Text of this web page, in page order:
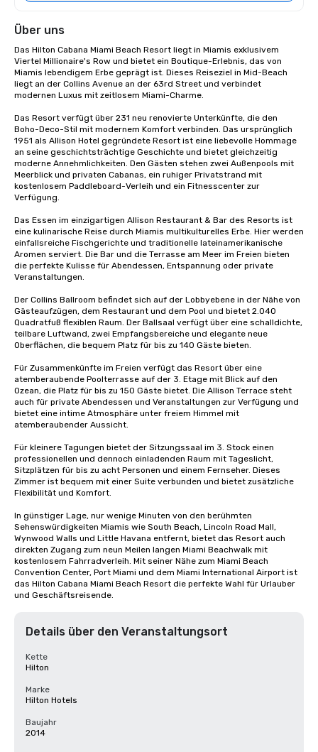
Über uns
Das Hilton Cabana Miami Beach Resort liegt in Miamis exklusivem
Viertel Millionaire's Row und bietet ein Boutique-Erlebnis, das von
Miamis lebendigem Erbe geprägt ist. Dieses Reiseziel in Mid-Beach
liegt an der Collins Avenue an der 63rd Street und verbindet
modernen Luxus mit zeitlosem Miami-Charme.
Das Resort verfügt über 231 neu renovierte Unterkünfte, die den
Boho-Deco-Stil mit modernem Komfort verbinden. Das ursprünglich
1951 als Allison Hotel gegründete Resort ist eine liebevolle Hommage
an seine geschichtsträchtige Geschichte und bietet gleichzeitig
moderne Annehmlichkeiten. Den Gästen stehen zwei Außenpools mit
Meerblick und privaten Cabanas, ein ruhiger Privatstrand mit
kostenlosem Paddleboard-Verleih und ein Fitnesscenter zur
Verfügung.
Das Essen im einzigartigen Allison Restaurant & Bar des Resorts ist
eine kulinarische Reise durch Miamis multikulturelles Erbe. Hier werden
einfallsreiche Fischgerichte und traditionelle lateinamerikanische
Aromen serviert. Die Bar und die Terrasse am Meer im Freien bieten
die perfekte Kulisse für Abendessen, Entspannung oder private
Veranstaltungen.
Der Collins Ballroom befindet sich auf der Lobbyebene in der Nähe von
Gästeaufzügen, dem Restaurant und dem Pool und bietet 2.040
Quadratfuß flexiblen Raum. Der Ballsaal verfügt über eine schalldichte,
teilbare Luftwand, zwei Empfangsbereiche und elegante neue
Oberflächen, die bequem Platz für bis zu 140 Gäste bieten.
Für Zusammenkünfte im Freien verfügt das Resort über eine
atemberaubende Poolterrasse auf der 3. Etage mit Blick auf den
Ozean, die Platz für bis zu 150 Gäste bietet. Die Allison Terrace steht
auch für private Abendessen und Veranstaltungen zur Verfügung und
bietet eine intime Atmosphäre unter freiem Himmel mit
atemberaubender Aussicht.
Für kleinere Tagungen bietet der Sitzungssaal im 3. Stock einen
professionellen und dennoch einladenden Raum mit Tageslicht,
Sitzplätzen für bis zu acht Personen und einem Fernseher. Dieses
Zimmer ist bequem mit einer Suite verbunden und bietet zusätzliche
Flexibilität und Komfort.
In günstiger Lage, nur wenige Minuten von den berühmten
Sehenswürdigkeiten Miamis wie South Beach, Lincoln Road Mall,
Wynwood Walls und Little Havana entfernt, bietet das Resort auch
direkten Zugang zum neun Meilen langen Miami Beachwalk mit
kostenlosem Fahrradverleih. Mit seiner Nähe zum Miami Beach
Convention Center, Port Miami und dem Miami International Airport ist
das Hilton Cabana Miami Beach Resort die perfekte Wahl für Urlauber
und Geschäftsreisende.
Details über den Veranstaltungsort
Kette
Hilton
Marke
Hilton Hotels
Baujahr
2014